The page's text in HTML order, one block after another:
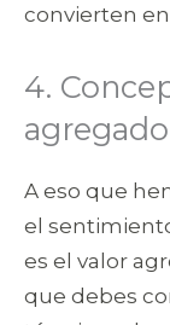
convierten
4.
A eso que
el
es el valor
que debes